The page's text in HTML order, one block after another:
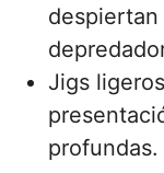
Jigs
profundas.